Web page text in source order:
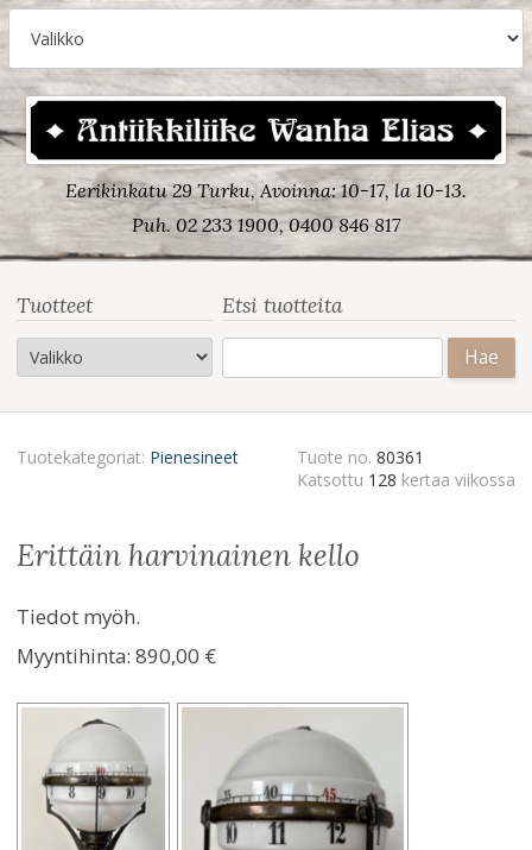
Eerikinkatu 29 Turku, Avoinna: 10-17, la 10-13.
Puh. 02 233 1900, 0400 846 817
Tuotteet Etsi tuotteita
Tuotekategoriat: Pienesineet Tuote no. 80361
Katsottu 128 kertaa viikossa
erittäin harvinainen kello
Tiedot myöh.
Myyntihinta: 890,00 €